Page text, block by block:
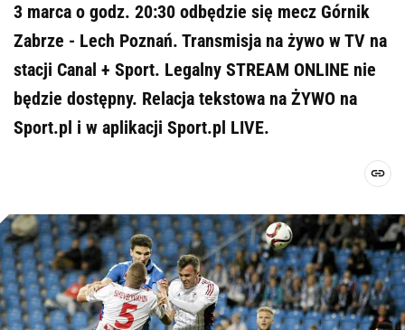
3 marca o godz. 20:30 odbędzie się mecz Górnik
Zabrze - Lech Poznań. Transmisja na żywo w TV na
stacji Canal + Sport. Legalny STREAM ONLINE nie
będzie dostępny. Relacja tekstowa na ŻYWO na
Sport.pl i w aplikacji Sport.pl LIVE.